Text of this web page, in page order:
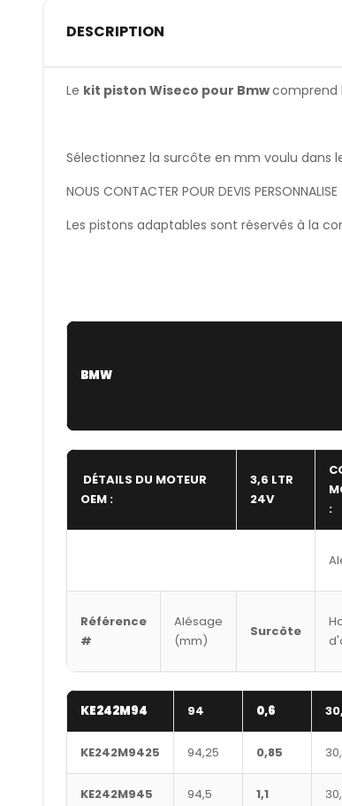
DESCRIPTION
Le kit piston Wiseco pour Bmwcomprend
Sélectionnez la surcôte en mm voulu dans
NOUS CONTACTER POUR DEVIS PERSONNALISE
Les pistons adaptables sont réservés à la
BMW
DÉTAILS DU MOTEUR
OEM :
3,6 LTR
24V
:
Référence
#
Alésage
(mm)
Surcôte
KE242M94 94 0,6
KE242M9425 94,25 0,85
KE242M945 94,5 1,1